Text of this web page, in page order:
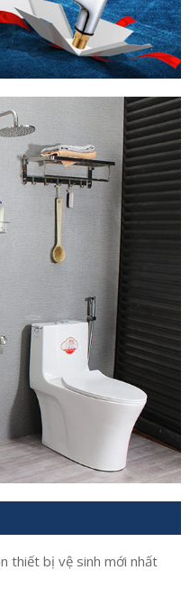
thiết bị vệ sinh mới nhất